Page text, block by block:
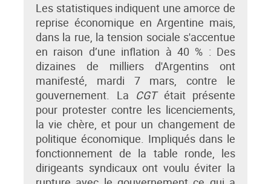
Les statistiques indiquent une amorce de
reprise économique en Argentine mais,
dans la rue, la tension sociale s'accentue
en raison d’une inflation à 40 % : Des
dizaines de milliers d'Argentins ont
manifesté, mardi 7 mars, contre le
gouvernement. La CGTétait présente
pour protester contre les licenciements,
la vie chère, et pour un changement de
politique économique. Impliqués dans le
fonctionnement de la table ronde, les
dirigeants syndicaux ont voulu éviter la